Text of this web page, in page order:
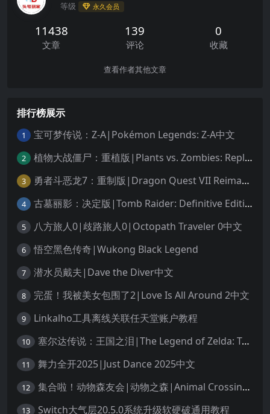
等级 永久会员
11438
文章
139
评论
0
收藏
查看作者其他文章
排行榜展示
1 宝可梦传说：Z-A|Pokémon Legends: Z-A中文
2 植物大战僵尸：重植版|Plants vs. Zombies: Replanted中文
3 勇者斗恶龙7：重制版|Dragon Quest VII Reimagined中文
4 古墓丽影：决定版|Tomb Raider: Definitive Edition中文
5 八方旅人0|歧路旅人0|Octopath Traveler 0中文
6 悟空黑色传奇|Wukong Black Legend
7 潜水员戴夫|Dave the Diver中文
8 完蛋！我被美女包围了2|Love Is All Around 2中文
9 Linkalho工具离线关联任天堂账户教程
10 塞尔达传说：王国之泪|The Legend of Zelda: Tears of the Kingdom中文
11 舞力全开2025|Just Dance 2025中文
12 集合啦！动物森友会|动物之森|Animal Crossing: New Horizons中文
13 Switch大气层20.5.0系统升级软硬破通用教程